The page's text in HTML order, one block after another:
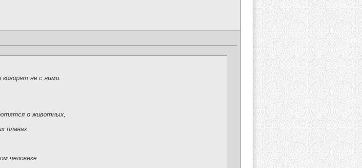
не с ними.
о животных,
планах.
человеке